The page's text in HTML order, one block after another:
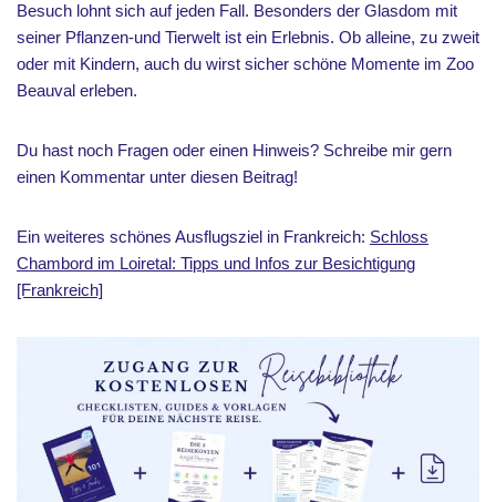
Besuch lohnt sich auf jeden Fall. Besonders der Glasdom mit
seiner Pflanzen-und Tierwelt ist ein Erlebnis. Ob alleine, zu zweit
oder mit Kindern, auch du wirst sicher schöne Momente im Zoo
Beauval erleben.
Du hast noch Fragen oder einen Hinweis? Schreibe mir gern
einen Kommentar unter diesen Beitrag!
Ein weiteres schönes Ausflugsziel in Frankreich: Schloss
Chambord im Loiretal: Tipps und Infos zur Besichtigung
[Frankreich]